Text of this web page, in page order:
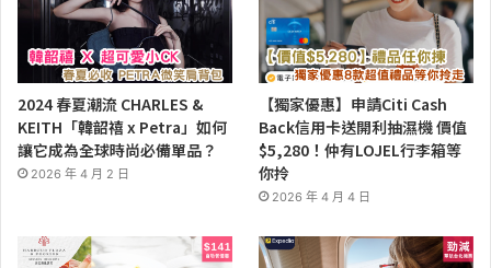
2024 春夏潮流 CHARLES &
KEITH「韓韶禧 x Petra」如何
讓它成為全球時尚必備單品？
2026 年 4 月 2 日
【獨家優惠】申請Citi Cash
Back信用卡送開利抽濕機 價值
$5,280！仲有LOJEL行李箱等
你拎
2026 年 4 月 4 日